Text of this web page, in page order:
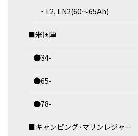
・L2, LN2(60～65Ah)
■米国車
●34-
●65-
●78-
■キャンピング･マリンレジャー